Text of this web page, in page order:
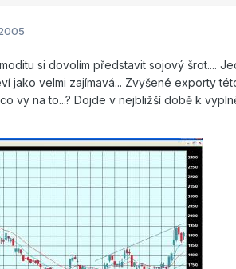
si dovolím představit sojový šrot....
jako velmi zajímavá... Zvyšené exporty
co vy na to...? Dojde v nejbližší době k